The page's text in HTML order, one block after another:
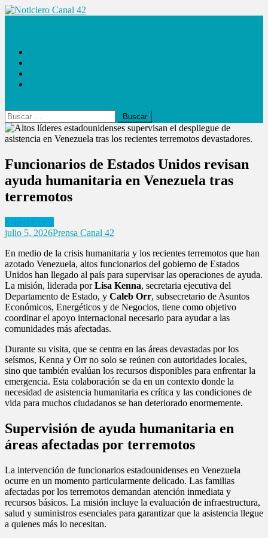
Saltar
Buscar:
Funcionarios de Estados Unidos revisan
ayuda humanitaria en Venezuela tras
terremotos
Espectáculos
julio 5, 2026Prensa Canal 42
En medio de la crisis humanitaria y los recientes terremotos que han
azotado Venezuela, altos funcionarios del gobierno de Estados
Unidos han llegado al país para supervisar las operaciones de ayuda.
La misión, liderada porLisa Kenna, secretaria ejecutiva del
Departamento de Estado, y Caleb Orr, subsecretario de Asuntos
Económicos, Energéticos y de Negocios, tiene como objetivo
coordinar el apoyo internacional necesario para ayudar a las
comunidades más afectadas.
Durante su visita, que se centra en las áreas devastadas por los
seísmos, Kenna y Orr no solo se reúnen con autoridades locales,
sino que también evalúan los recursos disponibles para enfrentar la
emergencia. Esta colaboración se da en un contexto donde la
necesidad de asistencia humanitaria es crítica y las condiciones de
vida para muchos ciudadanos se han deteriorado enormemente.
Supervisión de ayuda humanitaria en
áreas afectadas por terremotos
La intervención de funcionarios estadounidenses en Venezuela
ocurre en un momento particularmente delicado. Las familias
afectadas por los terremotos demandan atención inmediata y
recursos básicos. La misión incluye la evaluación de infraestructura,
salud y suministros esenciales para garantizar que la asistencia llegue
a quienes más lo necesitan.